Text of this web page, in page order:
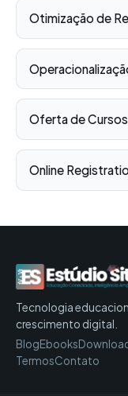
Otimização de
Oferta de Cursos
Online
Tecnologia
crescimento digital.
BlogEbooks
TermosContato